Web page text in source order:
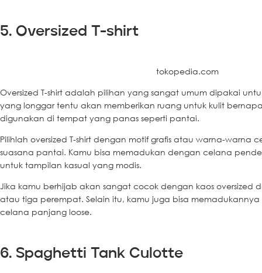
5. Oversized T-shirt
tokopedia.com
Oversized T-shirt adalah pilihan yang sangat umum dipakai
yang longgar tentu akan memberikan ruang untuk kulit
digunakan di tempat yang panas seperti pantai.
Pilihlah oversized T-shirt dengan motif grafis atau warna-warna
suasana pantai. Kamu bisa memadukan dengan celana
untuk tampilan kasual yang modis.
Jika kamu berhijab akan sangat cocok dengan kaos oversized
atau tiga perempat. Selain itu, kamu juga bisa
celana panjang loose.
6. Spaghetti Tank Culotte